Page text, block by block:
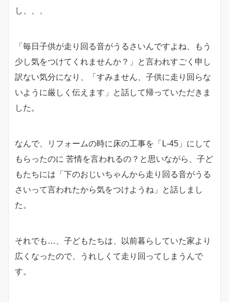
し、、、
「毎日子供が走り回る音がうるさいんですよね、もう
少し気をつけてくれませんか？」と言われすごく申し
訳ない気分になり、「すみません、子供に走り回らな
いように厳しく伝えます」と話して帰っていただきま
した。
なんで、リフォームの時に床の工事を「L-45」にして
もらったのに 苦情を言われるの？と思いながら、子ど
もたちには「下のおじいちゃんから走り回る音がうる
さいって言われたから気をつけようね」と話しまし
た。
それでも…、子どもたちは、以前暮らしていた家より
広くなったので、うれしくて走り回ってしまうんで
す。